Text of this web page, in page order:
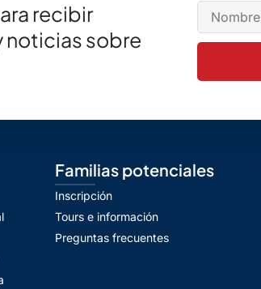
recibir
noticias sobre
Familias potenciales
Inscripción
Tours e información
Preguntas frecuentes